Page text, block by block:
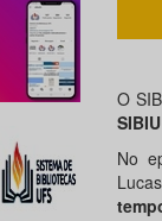
O
No